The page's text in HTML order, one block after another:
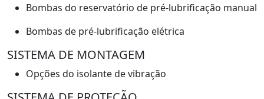
Bombas do reservatório de pré-lubrificação manual
Bombas de pré-lubrificação elétrica
SISTEMA DE MONTAGEM
Opções do isolante de vibração